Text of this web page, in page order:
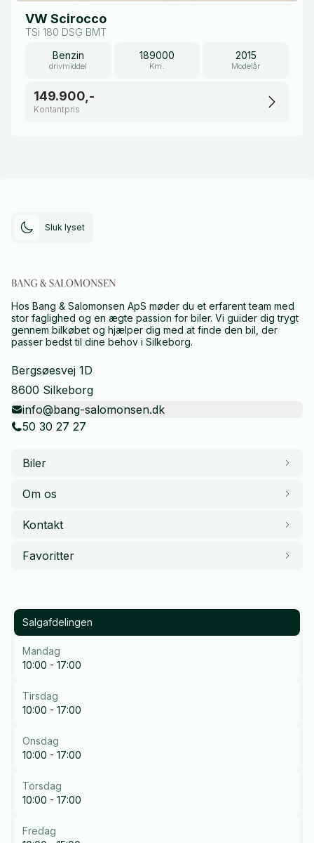
VW Scirocco
TSi 180 DSG BMT
Benzin
drivmiddel
189000
Km.
2015
Modelår
149.900,-
Kontantpris
Sluk lyset
Hos Bang & Salomonsen ApS møder du et erfarent team med
stor faglighed og en ægte passion for biler. Vi guider dig trygt
gennem bilkøbet og hjælper dig med at finde den bil, der
passer bedst til dine behov i Silkeborg.
Bergsøesvej 1D
8600 Silkeborg
info@bang-salomonsen.dk
50 30 27 27
Biler
Om os
Kontakt
Favoritter
Salgafdelingen
Mandag
10:00 - 17:00
Tirsdag
10:00 - 17:00
Onsdag
10:00 - 17:00
Torsdag
10:00 - 17:00
Fredag